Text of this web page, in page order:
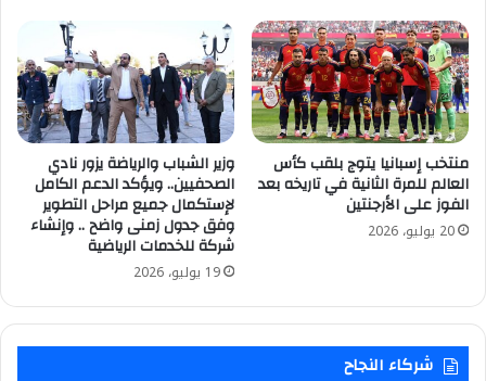
منتخب إسبانيا يتوج بلقب كأس
العالم للمرة الثانية في تاريخه بعد
الفوز على الأرجنتين
20 يوليو، 2026
وزير الشباب والرياضة يزور نادي
الصحفيين.. ويؤكد الدعم الكامل
لإستكمال جميع مراحل التطوير
وفق جدول زمنى واضح .. وإنشاء
شركة للخدمات الرياضية
19 يوليو، 2026
شركاء النجاح